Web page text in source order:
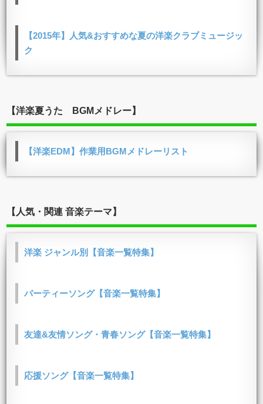
【2015年】人気&おすすめな夏の洋楽クラブミュージッ
ク
【洋楽夏うた BGMメドレー】
【洋楽EDM】作業用BGMメドレーリスト
【人気・関連 音楽テーマ】
洋楽 ジャンル別【音楽一覧特集】
パーティーソング【音楽一覧特集】
友達&友情ソング・青春ソング【音楽一覧特集】
応援ソング【音楽一覧特集】